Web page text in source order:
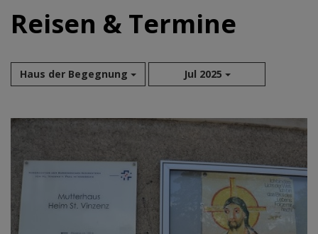
Reisen & Termine
Haus der Begegnung Jul 2025
Aug 2026
Sep 2026
Okt 2026
Nov 2026
Jan 2027